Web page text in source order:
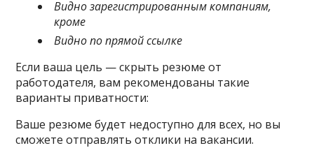
Видно зарегистрированным компаниям,
кроме
Видно по прямой ссылке
Если ваша цель — скрыть резюме от
работодателя, вам рекомендованы такие
варианты приватности:
Ваше резюме будет недоступно для всех, но вы
сможете отправлять отклики на вакансии.